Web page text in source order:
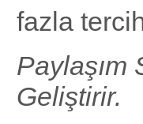
fazla
Paylaşım
Geliştirir.